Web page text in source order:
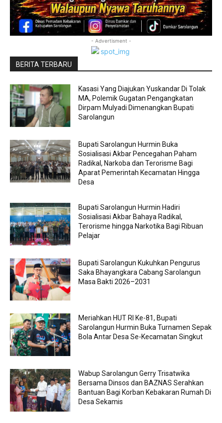
- Advertisment -
BERITA TERBARU
Kasasi Yang Diajukan Yuskandar Di Tolak
MA, Polemik Gugatan Pengangkatan
Dirpam Mulyadi Dimenangkan Bupati
Sarolangun
Bupati Sarolangun Hurmin Buka
Sosialisasi Akbar Pencegahan Paham
Radikal, Narkoba dan Terorisme Bagi
Aparat Pemerintah Kecamatan Hingga
Desa
Bupati Sarolangun Hurmin Hadiri
Sosialisasi Akbar Bahaya Radikal,
Terorisme hingga Narkotika Bagi Ribuan
Pelajar
Bupati Sarolangun Kukuhkan Pengurus
Saka Bhayangkara Cabang Sarolangun
Masa Bakti 2026–2031
Meriahkan HUT RI Ke-81, Bupati
Sarolangun Hurmin Buka Turnamen Sepak
Bola Antar Desa Se-Kecamatan Singkut
Wabup Sarolangun Gerry Trisatwika
Bersama Dinsos dan BAZNAS Serahkan
Bantuan Bagi Korban Kebakaran Rumah Di
Desa Sekamis